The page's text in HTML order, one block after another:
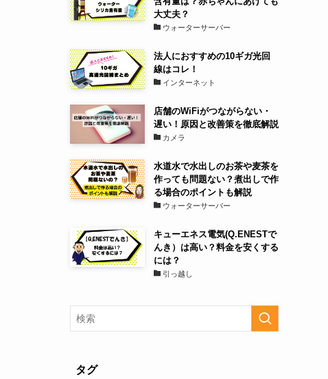
大丈夫？
ウォーターサーバー
法人におすすめの10ギガ光回
線はコレ！
インターネット
店舗のWiFiがつながらない・
遅い！原因と改善策を徹底解説
カメラ
水道水で水出しのお茶や麦茶を
作っても問題ない？煮出しで作
る場合のポイントも解説
ウォーターサーバー
キューエネス電気(Q.ENESTで
んき）は高い？料金を安くする
には？
引っ越し
タグ